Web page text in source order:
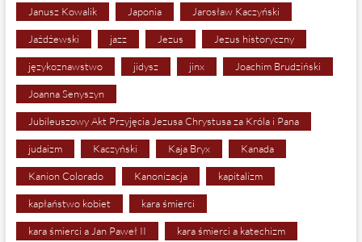
Janusz Kowalik Japonia Jarosław Kaczyński
Jażdżewski jazz Jezus Jezus historyczny
językoznawstwo jidysz jinx Joachim Brudziński
Joanna Senyszyn
Jubileuszowy Akt Przyjęcia Jezusa Chrystusa za Króla i Pana
judaizm Kaczyński Kaja Bryx Kanada
Kanion Colorado Kanonizacja kapitalizm
kapłaństwo kobiet kara śmierci
kara śmierci a Jan Paweł II kara śmierci a katechizm